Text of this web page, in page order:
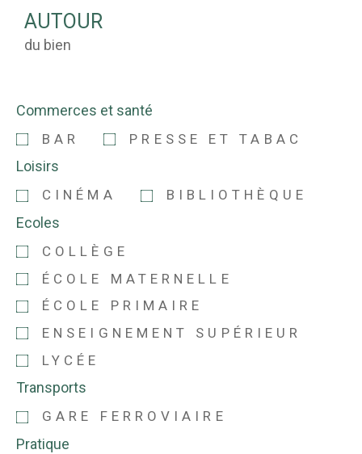
AUTOUR
du bien
Commerces et santé
BAR PRESSE ET TABAC
Loisirs
CINÉMA BIBLIOTHÈQUE
Ecoles
COLLÈGE
ÉCOLE MATERNELLE
ÉCOLE PRIMAIRE
ENSEIGNEMENT SUPÉRIEUR
LYCÉE
Transports
GARE FERROVIAIRE
Pratique